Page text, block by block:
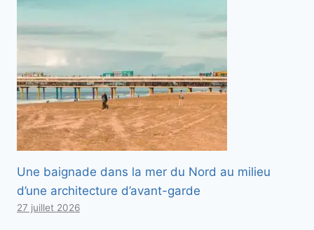
Une baignade dans la mer du Nord au milieu
d’une architecture d’avant-garde
27 juillet 2026